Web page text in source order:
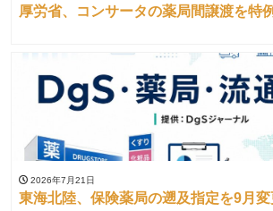
厚労省、コンサータの薬局間譲渡を特
2026年7月21日
東海北陸、保険薬局の遡及指定を9月変